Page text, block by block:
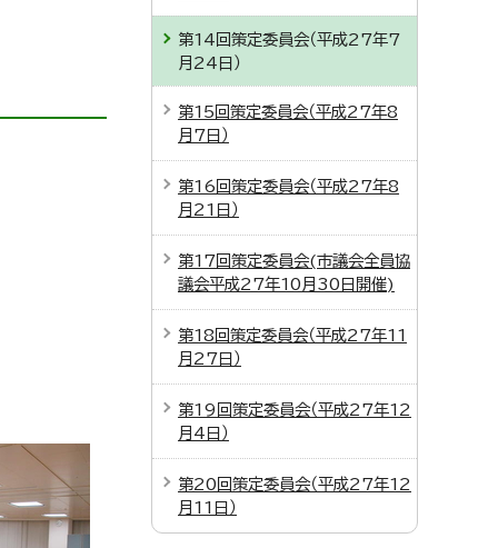
第14回策定委員会（平成27年7
月24日）
第15回策定委員会（平成27年8
月7日）
第16回策定委員会（平成27年8
月21日）
第17回策定委員会(市議会全員協
議会平成27年10月30日開催)
第18回策定委員会（平成27年11
月27日）
第19回策定委員会（平成27年12
月4日）
第20回策定委員会（平成27年12
月11日）